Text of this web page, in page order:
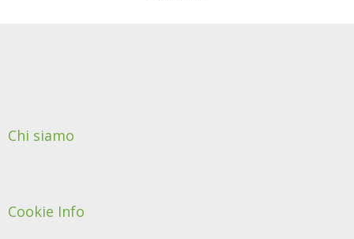
Chi siamo
Cookie Info